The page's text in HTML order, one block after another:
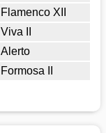
Flamenco XII
Viva II
Alerto
Formosa II